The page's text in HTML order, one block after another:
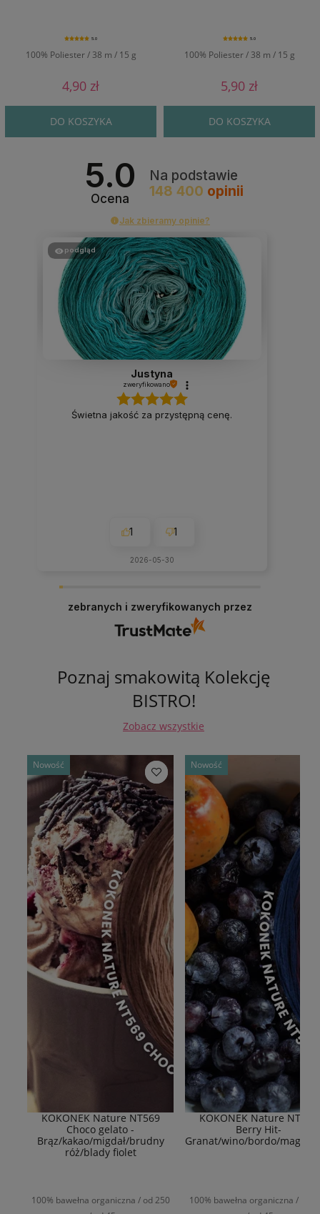
100% Poliester / 38 m / 15 g
5.0
4,90 zł
DO KOSZYKA
100% Poliester / 38 m / 15 g
5.0
5,90 zł
DO KOSZYKA
5.0
Ocena
Na podstawie
148 400 opinii
Jak zbieramy opinie?
podgląd
Justyna
zweryfikowano
Świetna jakość za przystępną cenę.
1 1
2026-05-30
zebranych i zweryfikowanych przez
Poznaj smakowitą Kolekcję
BISTRO!
Zobacz wszystkie
KOKONEK Nature NT569
Choco gelato -
Brąz/kakao/migdał/brudny
róż/blady fiolet
100% bawełna organiczna / od 250
Nowość
KOKONEK Nature NT577
Berry Hit-
Granat/wino/bordo/
100% bawełna organiczna / od
Nowość